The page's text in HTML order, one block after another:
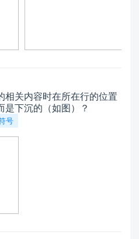
相关内容时在所在行的位置
是下沉的（如图）？
号